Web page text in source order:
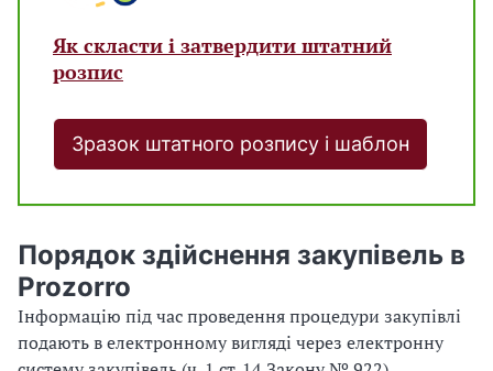
Як скласти і затвердити штатний
розпис
Зразок штатного розпису і шаблон
Порядок здійснення закупівель в
Prozorro
Інформацію під час проведення процедури закупівлі
подають в електронному вигляді через електронну